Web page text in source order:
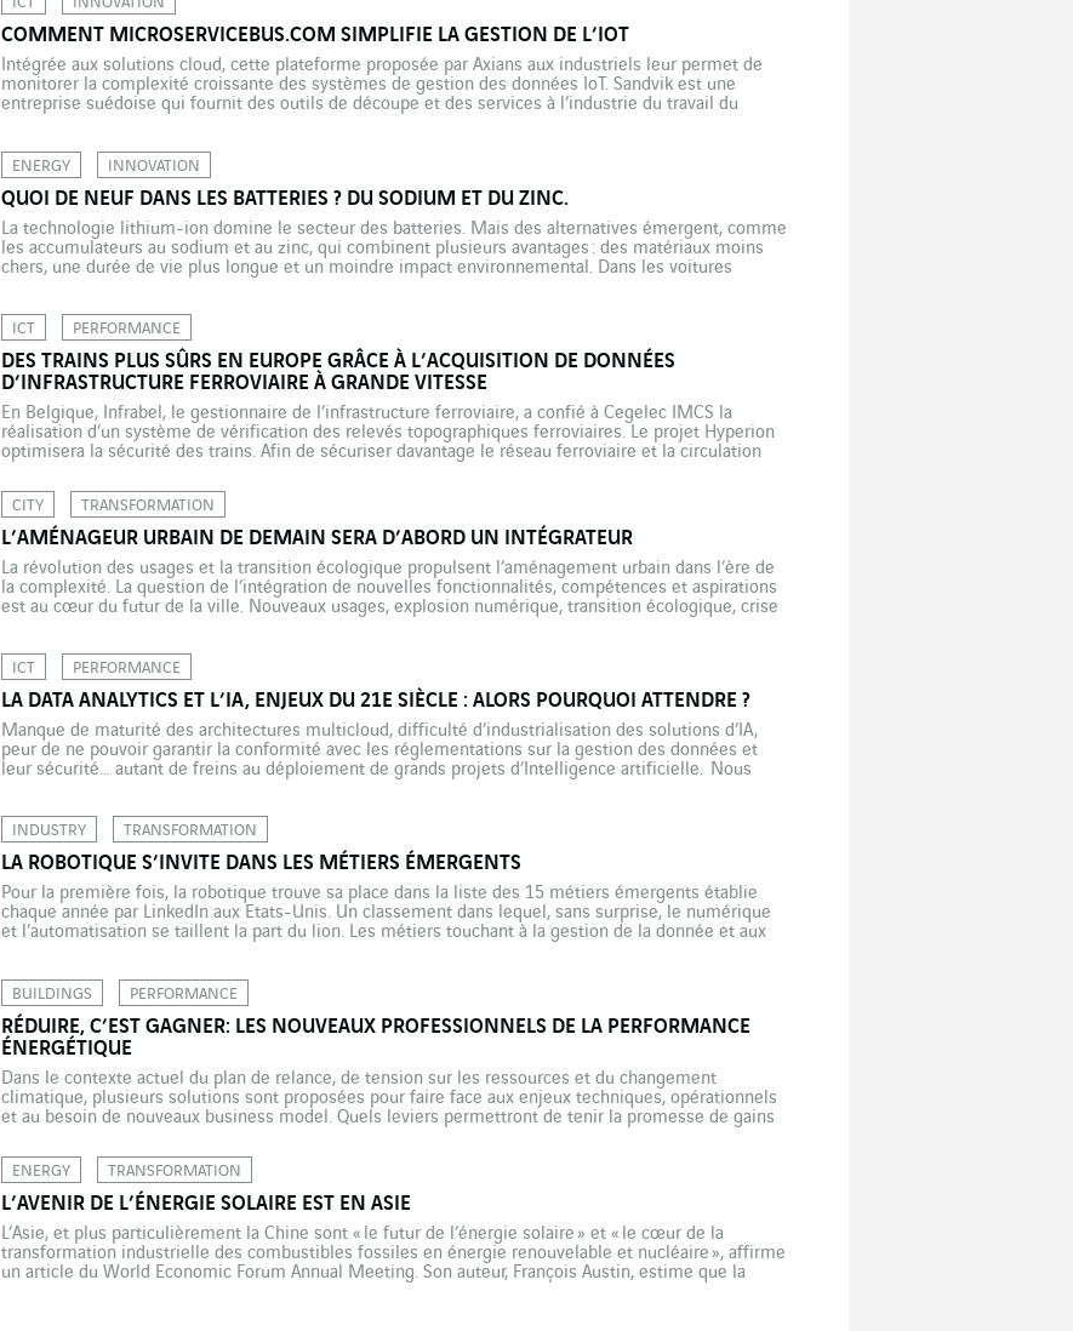
COMMENT MICROSERVICEBUS.COM SIMPLIFIE LA GESTION DE L’IOT
Intégrée aux solutions cloud, cette plateforme proposée par Axians aux industriels leur permet de
monitorer la complexité croissante des systèmes de gestion des données IoT. Sandvik est une
entreprise suédoise qui fournit des outils de découpe et des services à l’industrie du travail du
ENERGY INNOVATION
QUOI DE NEUF DANS LES BATTERIES ? DU SODIUM ET DU ZINC.
La technologie lithium-ion domine le secteur des batteries. Mais des alternatives émergent, comme
les accumulateurs au sodium et au zinc, qui combinent plusieurs avantages : des matériaux moins
chers, une durée de vie plus longue et un moindre impact environnemental. Dans les voitures
ICT PERFORMANCE
DES TRAINS PLUS SÛRS EN EUROPE GRÂCE À L’ACQUISITION DE DONNÉES
D’INFRASTRUCTURE FERROVIAIRE À GRANDE VITESSE
En Belgique, Infrabel, le gestionnaire de l’infrastructure ferroviaire, a confié à Cegelec IMCS la
réalisation d’un système de vérification des relevés topographiques ferroviaires. Le projet Hyperion
optimisera la sécurité des trains. Afin de sécuriser davantage le réseau ferroviaire et la circulation
CITY TRANSFORMATION
L’AMÉNAGEUR URBAIN DE DEMAIN SERA D’ABORD UN INTÉGRATEUR
La révolution des usages et la transition écologique propulsent l’aménagement urbain dans l’ère de
la complexité. La question de l’intégration de nouvelles fonctionnalités, compétences et aspirations
est au cœur du futur de la ville. Nouveaux usages, explosion numérique, transition écologique, crise
ICT PERFORMANCE
LA DATA ANALYTICS ET L’IA, ENJEUX DU 21E SIÈCLE : ALORS POURQUOI ATTENDRE ?
Manque de maturité des architectures multicloud, difficulté d’industrialisation des solutions d’IA,
peur de ne pouvoir garantir la conformité avec les réglementations sur la gestion des données et
leur sécurité… autant de freins au déploiement de grands projets d’Intelligence artificielle. Nous
INDUSTRY TRANSFORMATION
LA ROBOTIQUE S’INVITE DANS LES MÉTIERS ÉMERGENTS
Pour la première fois, la robotique trouve sa place dans la liste des 15 métiers émergents établie
chaque année par LinkedIn aux Etats-Unis. Un classement dans lequel, sans surprise, le numérique
et l’automatisation se taillent la part du lion. Les métiers touchant à la gestion de la donnée et aux
BUILDINGS PERFORMANCE
RÉDUIRE, C’EST GAGNER: LES NOUVEAUX PROFESSIONNELS DE LA PERFORMANCE
ÉNERGÉTIQUE
Dans le contexte actuel du plan de relance, de tension sur les ressources et du changement
climatique, plusieurs solutions sont proposées pour faire face aux enjeux techniques, opérationnels
et au besoin de nouveaux business model. Quels leviers permettront de tenir la promesse de gains
ENERGY TRANSFORMATION
L’AVENIR DE L’ÉNERGIE SOLAIRE EST EN ASIE
L’Asie, et plus particulièrement la Chine sont « le futur de l’énergie solaire » et « le cœur de la
transformation industrielle des combustibles fossiles en énergie renouvelable et nucléaire », affirme
un article du World Economic Forum Annual Meeting. Son auteur, François Austin, estime que la